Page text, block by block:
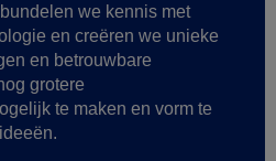
we kennis met
en creëren we unieke
en betrouwbare
grotere
te maken en vorm te